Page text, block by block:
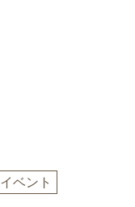
イベント